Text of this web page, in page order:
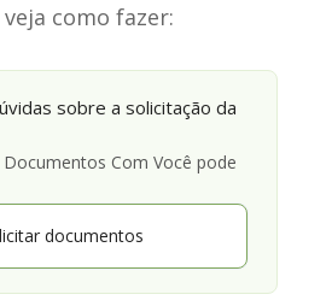
veja como fazer:
sobre a solicitação da
Com Você pode
documentos